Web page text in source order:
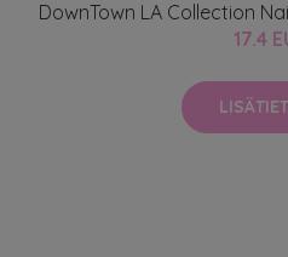
DownTown LA Collection
17.4